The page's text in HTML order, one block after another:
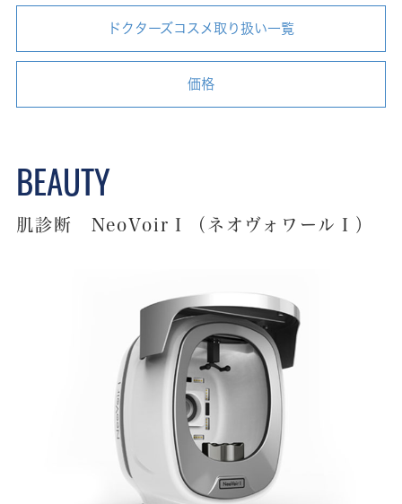
ドクターズコスメ取り扱い一覧
価格
肌診断 NeoVoirⅠ（ネオヴォワールⅠ）